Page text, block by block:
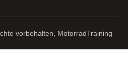
vorbehalten, MotorradTraining